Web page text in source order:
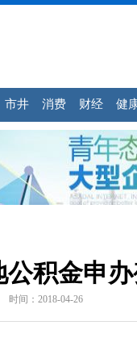
市井 消费 财经 健
公积金申
时间：2018-04-26